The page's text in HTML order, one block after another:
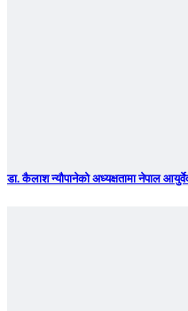
डा. कैलाश न्यौपानेको अध्यक्षतामा नेपाल